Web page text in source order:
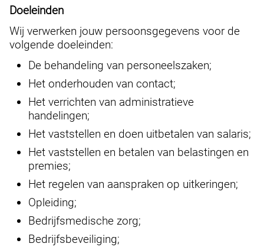
Doeleinden
Wij verwerken jouw persoonsgegevens voor de
volgende doeleinden:
De behandeling van personeelszaken;
Het onderhouden van contact;
Het verrichten van administratieve
handelingen;
Het vaststellen en doen uitbetalen van salaris;
Het vaststellen en betalen van belastingen en
premies;
Het regelen van aanspraken op uitkeringen;
Opleiding;
Bedrijfsmedische zorg;
Bedrijfsbeveiliging;